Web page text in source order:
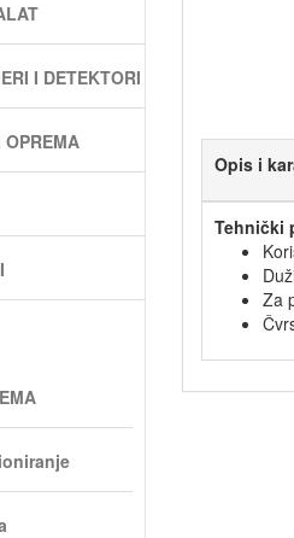
I DETEKTORI
Opis i
Tehnički
Za